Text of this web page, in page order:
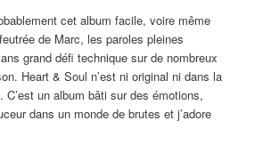
cet album facile, voire même
de Marc, les paroles pleines
grand défi technique sur de nombreux
Heart & Soul n’est ni original ni dans la
C’est un album bâti sur des émotions,
dans un monde de brutes et j’adore